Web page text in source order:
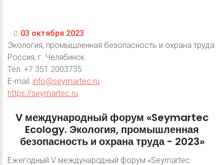
03 октября 2023
Экология, промышленная безопасность и охрана труда
Россия, г. Челябинск
Тел. +7 351 2003735
E-mail: info@seymartec.ru
https://seymartec.ru
V международный форум «Seymartec
Ecology. Экология, промышленная
безопасность и охранатруда - 2023»
Ежегодный V международный форум «Seymartec